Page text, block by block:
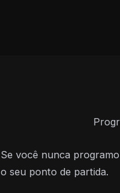
Se você nunca
o seu ponto de partida.